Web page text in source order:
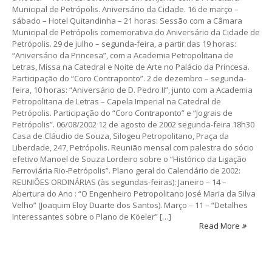
Municipal de Petrópolis. Aniversário da Cidade. 16 de março –
sábado – Hotel Quitandinha – 21 horas: Sessão com a Câmara
Municipal de Petrópolis comemorativa do Aniversário da Cidade de
Petrópolis. 29 de julho – segunda-feira, a partir das 19 horas:
“Aniversário da Princesa”, com a Academia Petropolitana de
Letras, Missa na Catedral e Noite de Arte no Palácio da Princesa.
Participação do “Coro Contraponto”. 2 de dezembro – segunda-
feira, 10 horas: “Aniversário de D. Pedro II”, junto com a Academia
Petropolitana de Letras – Capela Imperial na Catedral de
Petrópolis. Participação do “Coro Contraponto” e “Jograis de
Petrópolis”. 06/08/2002 12 de agosto de 2002 segunda-feira 18h30
Casa de Cláudio de Souza, Silogeu Petropolitano, Praça da
Liberdade, 247, Petrópolis. Reunião mensal com palestra do sócio
efetivo Manoel de Souza Lordeiro sobre o “Histórico da Ligação
Ferroviária Rio-Petrópolis”. Plano geral do Calendário de 2002:
REUNIÕES ORDINÁRIAS (às segundas-feiras): Janeiro – 14 –
Abertura do Ano : “O Engenheiro Petropolitano José Maria da Silva
Velho” (Joaquim Eloy Duarte dos Santos). Março – 11 – “Detalhes
Interessantes sobre o Plano de Köeler” […]
Read More